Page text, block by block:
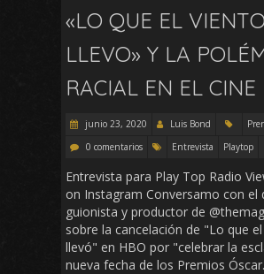
«LO QUE EL
LLEVO» Y LA
RACIAL EN EL CINE
junio 23, 2020 Luis Bond
0 comentarios
Entrevista Playtop
Entrevista para Play Top Radio
on Instagram Conversamo con el
guionista y productor de
sobre la cancelación de "Lo que
llevó" en HBO por "celebrar la
nueva fecha de los Premios